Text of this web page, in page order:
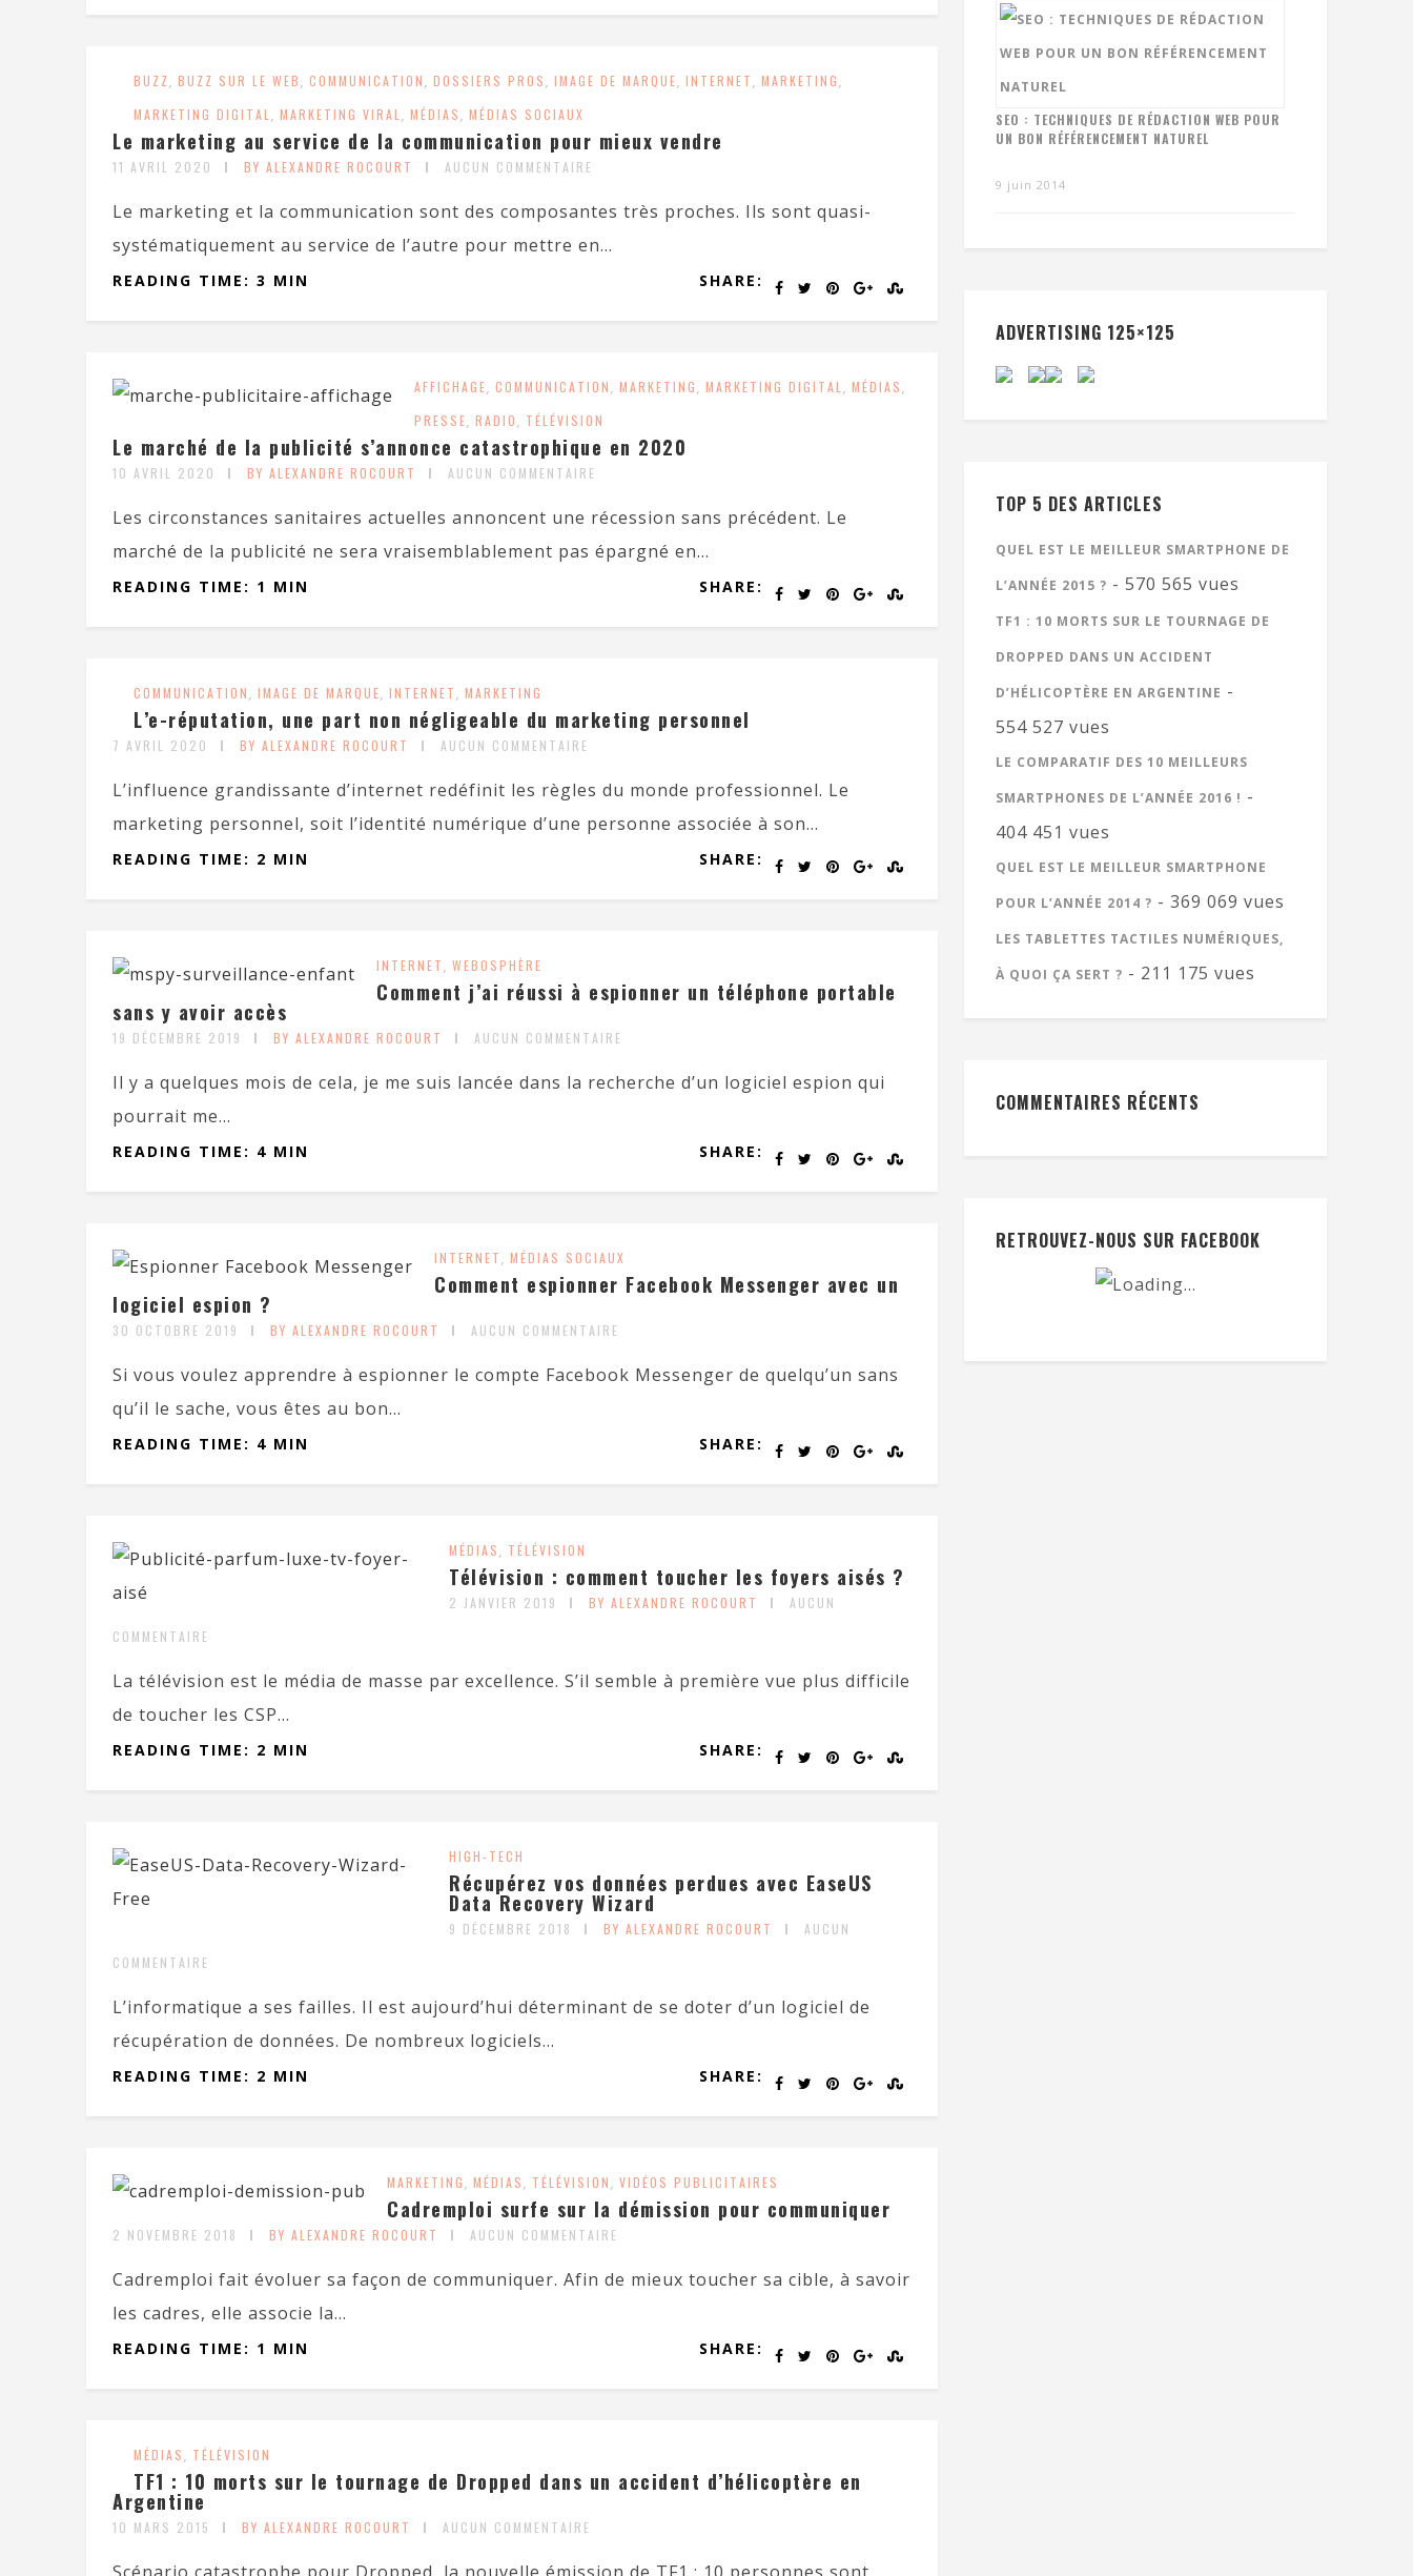
BUZZ, BUZZ SUR LE WEB, COMMUNICATION, DOSSIERS PROS, IMAGE DE MARQUE, INTERNET, MARKETING,
MARKETING DIGITAL , MARKETING VIRAL , MÉDIAS, MÉDIAS SOCIAUX
Le marketing au service de la communication pour mieux vendre
11 AVRIL 2020 BY ALEXANDRE ROCOURT AUCUN COMMENTAIRE
Le marketing et la communication sont des composantes très proches. Ils sont quasi-
systématiquement au service de l’autre pour mettre en...
SHARE:
READING TIME: 3 MIN
AFFICHAGE, COMMUNICATION, MARKETING, MARKETING DIGITAL , MÉDIAS,
PRESSE, RADIO, TÉLÉVISION
Le marché de la publicité s’annonce catastrophique en 2020
10 AVRIL 2020 BY ALEXANDRE ROCOURT AUCUN COMMENTAIRE
Les circonstances sanitaires actuelles annoncent une récession sans précédent. Le
marché de la publicité ne sera vraisemblablement pas épargné en...
SHARE:
READING TIME: 1 MIN
COMMUNICATION, IMAGE DE MARQUE, INTERNET, MARKETING
L’e-réputation, une part non négligeable du marketing personnel
7 AVRIL 2020 BY ALEXANDRE ROCOURT AUCUN COMMENTAIRE
L’influence grandissante d’internet redéfinit les règles du monde professionnel. Le
marketing personnel, soit l’identité numérique d’une personne associée à son...
SHARE:
READING TIME: 2 MIN
INTERNET, WEBOSPHÈRE
Comment j’ai réussi à espionner un téléphone portable
sans y avoir accès
19 DÉCEMBRE 2019 BY ALEXANDRE ROCOURT AUCUN COMMENTAIRE
Il y a quelques mois de cela, je me suis lancée dans la recherche d’un logiciel espion qui
pourrait me...
SHARE:
READING TIME: 4 MIN
INTERNET, MÉDIAS SOCIAUX
Comment espionner Facebook Messenger avec un
logiciel espion ?
30 OCTOBRE 2019 BY ALEXANDRE ROCOURT AUCUN COMMENTAIRE
Si vous voulez apprendre à espionner le compte Facebook Messenger de quelqu’un sans
qu’il le sache, vous êtes au bon...
SHARE:
READING TIME: 4 MIN
MÉDIAS, TÉLÉVISION
Télévision : comment toucher les foyers aisés ?
2 JANVIER 2019 BY ALEXANDRE ROCOURT
AUCUN
COMMENTAIRE
La télévision est le média de masse par excellence. S’il semble à première vue plus difficile
de toucher les CSP...
SHARE:
READING TIME: 2 MIN
HIGH-TECH
Récupérez vos données perdues avec EaseUS
Data Recovery Wizard
9 DÉCEMBRE 2018 BY ALEXANDRE ROCOURT
AUCUN
COMMENTAIRE
L’informatique a ses failles. Il est aujourd’hui déterminant de se doter d’un logiciel de
récupération de données. De nombreux logiciels...
SHARE:
READING TIME: 2 MIN
MARKETING, MÉDIAS, TÉLÉVISION, VIDÉOS PUBLICITAIRES
Cadremploi surfe sur la démission pour communiquer
2 NOVEMBRE 2018 BY ALEXANDRE ROCOURT AUCUN COMMENTAIRE
Cadremploi fait évoluer sa façon de communiquer. Afin de mieux toucher sa cible, à savoir
les cadres, elle associe la...
SHARE:
READING TIME: 1 MIN
MÉDIAS, TÉLÉVISION
TF1 : 10 morts sur le tournage de Dropped dans un accident d’hélicoptère en
Argentine
10 MARS 2015 BY ALEXANDRE ROCOURT AUCUN COMMENTAIRE
SEO : TECHNIQUES DE RÉDACTION WEB POUR
UN BON RÉFÉRENCEMENT NATUREL
9 juin 2014
ADVERTISING 125×125
TOP 5 DES ARTICLES
QUEL EST LE MEILLEUR SMARTPHONE DE
L’ANNÉE 2015 ? - 570 565 vues
TF1 : 10 MORTS SUR LE TOURNAGE DE
DROPPED DANS UN ACCIDENT
D’HÉLICOPTÈRE EN ARGENTINE -
554 527 vues
LE COMPARATIF DES 10 MEILLEURS
SMARTPHONES DE L’ANNÉE 2016 ! -
404 451 vues
QUEL EST LE MEILLEUR SMARTPHONE
POUR L’ANNÉE 2014 ? - 369 069 vues
LES TABLETTES TACTILES NUMÉRIQUES,
À QUOI ÇA SERT ? - 211 175 vues
COMMENTAIRES RÉCENTS
RETROUVEZ-NOUS SUR FACEBOOK